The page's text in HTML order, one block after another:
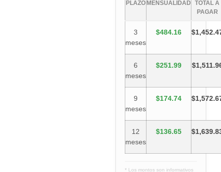
PLAZO MENSUALIDAD
TOTAL A
PAGAR
3
meses
$484.16
6
meses
$251.99
9
meses
$174.74
12
meses
$136.65
* Los montos son informativos